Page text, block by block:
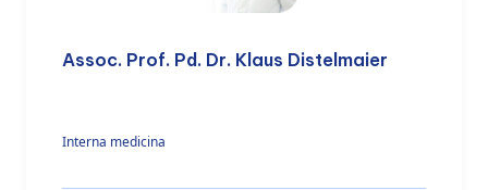
Assoc. Prof. Pd. Dr. Klaus Distelmaier
Interna medicina